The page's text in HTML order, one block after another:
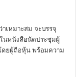
เหมาะสม จะบรรจุ
นหนังสือนัดประชุมผู้
ดยผู้ถือหุ้น พร้อมความ